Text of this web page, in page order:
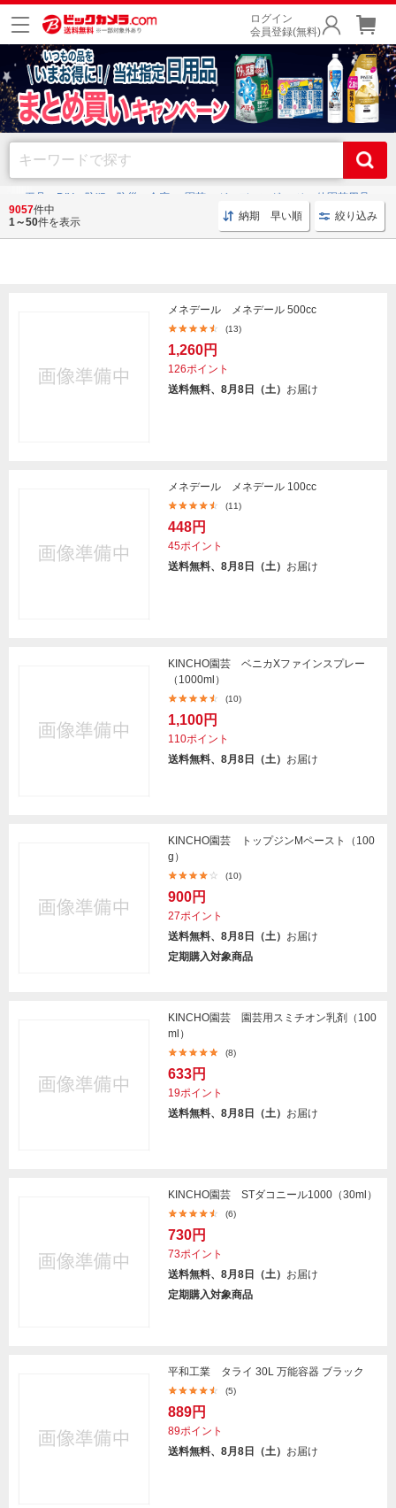
ログイン
会員登録(無料)
工具・DIY・防犯・防災・金庫 園芸・ガーデニング その他園芸用品
その他園芸用品
9057件中
1～50件を表示 納期 早い順 絞り込み
メネデール メネデール 500cc
(13)
1,260円
126ポイント
送料無料、8月8日（土） お届け
メネデール メネデール 100cc
(11)
448円
45ポイント
送料無料、8月8日（土） お届け
KINCHO園芸 ベニカXファインスプレー
（1000ml）
(10)
1,100円
110ポイント
送料無料、8月8日（土） お届け
KINCHO園芸 トップジンMペースト（100
g）
(10)
900円
27ポイント
送料無料、8月8日（土） お届け
定期購入対象商品
KINCHO園芸 園芸用スミチオン乳剤（100
ml）
(8)
633円
19ポイント
送料無料、8月8日（土） お届け
KINCHO園芸 STダコニール1000（30ml）
(6)
730円
73ポイント
送料無料、8月8日（土） お届け
定期購入対象商品
平和工業 タライ 30L 万能容器 ブラック
(5)
889円
89ポイント
送料無料、8月8日（土） お届け